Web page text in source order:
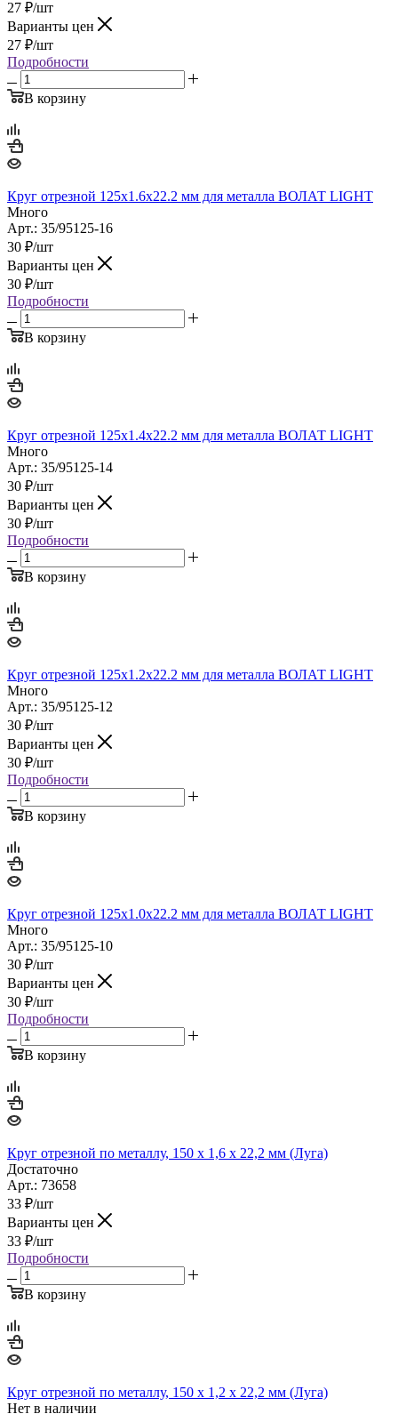
27 ₽/шт
Варианты цен
27 ₽/шт
Подробности
В корзину
Круг отрезной 125х1.6x22.2 мм для металла ВОЛАТ LIGHT
Много
Арт.: 35/95125-16
30 ₽/шт
Варианты цен
30 ₽/шт
Подробности
В корзину
Круг отрезной 125х1.4x22.2 мм для металла ВОЛАТ LIGHT
Много
Арт.: 35/95125-14
30 ₽/шт
Варианты цен
30 ₽/шт
Подробности
В корзину
Круг отрезной 125х1.2x22.2 мм для металла ВОЛАТ LIGHT
Много
Арт.: 35/95125-12
30 ₽/шт
Варианты цен
30 ₽/шт
Подробности
В корзину
Круг отрезной 125х1.0x22.2 мм для металла ВОЛАТ LIGHT
Много
Арт.: 35/95125-10
30 ₽/шт
Варианты цен
30 ₽/шт
Подробности
В корзину
Круг отрезной по металлу, 150 х 1,6 х 22,2 мм (Луга)
Достаточно
Арт.: 73658
33 ₽/шт
Варианты цен
33 ₽/шт
Подробности
В корзину
Круг отрезной по металлу, 150 х 1,2 х 22,2 мм (Луга)
Нет в наличии